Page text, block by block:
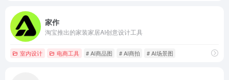
家作
淘宝推出的家装家居AI创意设计工具
室内设计 电商工具 # AI商品图 # AI商拍 # AI场景图